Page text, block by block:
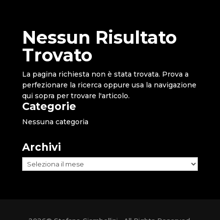
Nessun Risultato
Trovato
La pagina richiesta non è stata trovata. Prova a
perfezionare la ricerca oppure usa la navigazione
qui sopra per trovare l'articolo.
Categorie
Nessuna categoria
Archivi
Archivi